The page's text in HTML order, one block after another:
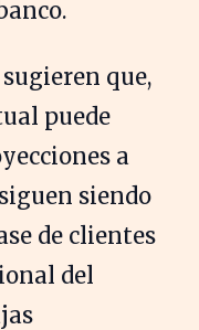
que,
puede
a
siguen siendo
de clientes
del